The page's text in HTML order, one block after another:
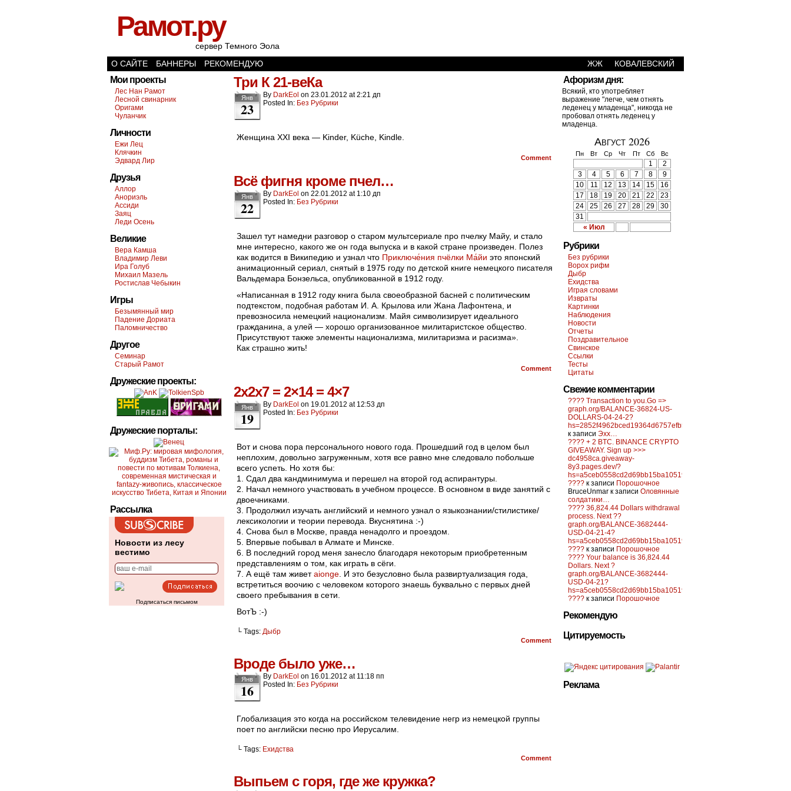
Рамот.ру
сервер Темного Эола
О САЙТЕ
БАННЕРЫ РЕКОМЕНДУЮ ЖЖ КОВАЛЕВСКИЙ
Мои проекты
Лес Нан Рамот
Лесной свинарник
Оригами
Чуланчик
Личности
Ежи Лец
Клячкин
Эдвард Лир
Друзья
Аллор
Анориэль
Ассиди
Заяц
Леди Осень
Великие
Вера Камша
Владимир Леви
Ира Голуб
Михаил Мазель
Ростислав Чебыкин
Игры
Безымянный мир
Падение Дориата
Паломничество
Другое
Семинар
Старый Рамот
Дружеские проекты:
Дружеские порталы:
Рассылка
Новости из лесу
вестимо
Подписаться письмом
Три К 21-веКа
Янв
23
By DarkEol on 23.01.2012 at2:21 дп
Posted In: Без Рубрики
Женщина XXI века — Kinder, Küche, Kindle.
Comment
Всё фигня кроме пчел…
Янв
22
By DarkEol on 22.01.2012 at 1:10 дп
Posted In: Без Рубрики
Зашел тут намедни разговор о старом мультсериале про пчелку Майу, и стало
мне интересно, какого же он года выпуска и в какой стране произведен. Полез
как водится в Википедию и узнал что Приключе́ния пчёлки Ма́йи это японский
анимационный сериал, снятый в 1975 году по детской книге немецкого писателя
Вальдемара Бонзельса, опубликованной в 1912 году.
«Написанная в 1912 году книга была своеобразной басней с политическим
подтекстом, подобная работам И. А. Крылова или Жана Лафонтена, и
превозносила немецкий национализм. Майя символизирует идеального
гражданина, а улей — хорошо организованное милитаристское общество.
Присутствуют также элементы национализма, милитаризма и расизма».
Как страшно жить!
Comment
2x2x7 = 2×14 = 4×7
Янв
19
By DarkEol on 19.01.2012 at 12:53 дп
Posted In: Без Рубрики
Вот и снова пора персонального нового года. Прошедший год в целом был
неплохим, довольно загруженным, хотя все равно мне следовало побольше
всего успеть. Но хотя бы:
1. Сдал два кандминимума и перешел на второй год аспирантуры.
2. Начал немного участвовать в учебном процессе. В основном в виде занятий с
двоечниками.
3. Продолжил изучать английский и немного узнал о языкознании/стилистике/
лексикологии и теории перевода. Вкуснятина :-)
4. Снова был в Москве, правда ненадолго и проездом.
5. Впервые побывал в Алмате и Минске.
6. В последний город меня занесло благодаря некоторым приобретенным
представлениям о том, как играть в сёги.
7. А ещё там живетaionge . И это безусловно была развиртуализация года,
встретиться воочию с человеком которого знаешь буквально с первых дней
своего пребывания в сети.
ВотЪ :-)
└ Tags: Дыбр
Comment
Вроде было уже…
Янв
16
By DarkEol on 16.01.2012 at 11:18 пп
Posted In: Без Рубрики
Глобализация это когда на российском телевидение негр из немецкой группы
поет по английски песню про Иерусалим.
└ Tags: Ехидства
Comment
Выпьем с горя, где же кружка?
Афоризм дня:
Всякий, кто употребляет
выражение "легче, чем отнять
леденец у младенца", никогда не
пробовал отнять леденец у
младенца.
Август 2026
Пн Вт Ср Чт Пт Сб Вс
« Июл
1
2
3
4 5 6 7 8
9
10
11 12 13 14 15
16
17
18 19 20 21 22
23
24
25 26 27 28 29
30
31
Рубрики
Без рубрики
Ворох рифм
Дыбр
Ехидства
Играя словами
Извраты
Картинки
Наблюдения
Новости
Отчеты
Поздравительное
Свинское
Ссылки
Тесты
Цитаты
Свежие комментарии
???? Transaction to you.Go =>
graph.org/BALANCE-36824-US-
DOLLARS-04-24-2?
hs=2852f4962bced19364d6757efb5f6a84&
к записи Эхх…
???? + 2 BTC. BINANCE CRYPTO
GIVEAWAY. Sign up >>>
dc4958ca.giveaway-
8y3.pages.dev/?
hs=a5ceb0558cd2d69bb15ba10519f0d6c2&
???? к записи Порошочное
BruceUnmar к записи Оловянные
солдатики…
???? 36,824.44 Dollars withdrawal
process. Next ??
graph.org/BALANCE-3682444-
USD-04-21-4?
hs=a5ceb0558cd2d69bb15ba10519f0d6c2&
???? к записи Порошочное
???? Your balance is 36,824.44
Dollars. Next ?
graph.org/BALANCE-3682444-
USD-04-21?
hs=a5ceb0558cd2d69bb15ba10519f0d6c2&
???? к записи Порошочное
Рекомендую
Цитируемость
Реклама